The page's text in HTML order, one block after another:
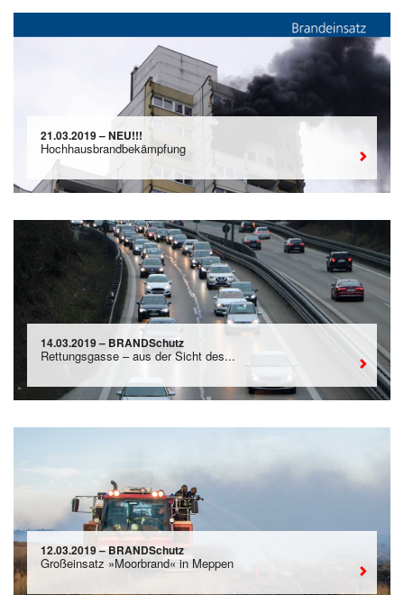
21.03.2019 – NEU!!!
Hochhausbrandbekämpfung
14.03.2019 – BRANDSchutz
Rettungsgasse – aus der Sicht des...
12.03.2019 – BRANDSchutz
Großeinsatz »Moorbrand« in Meppen